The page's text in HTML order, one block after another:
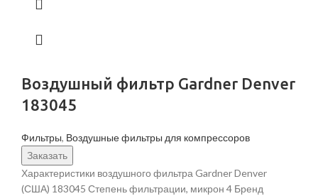
Воздушный фильтр Gardner Denver
183045
Фильтры, Воздушные фильтры для компрессоров
Заказать
Характеристики воздушного фильтра Gardner Denver
(США) 183045 Степень фильтрации, микрон 4 Бренд